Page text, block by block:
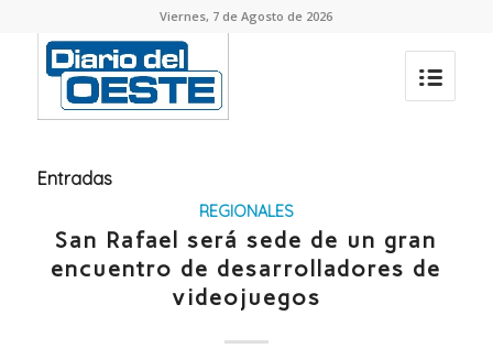
Viernes, 7 de Agosto de 2026
Entradas
REGIONALES
San Rafael será sede de un gran
encuentro de desarrolladores de
videojuegos